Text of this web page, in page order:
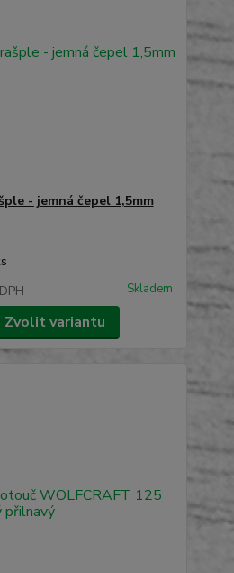
- jemná čepel 1,5mm
Skladem
Zvolit variantu